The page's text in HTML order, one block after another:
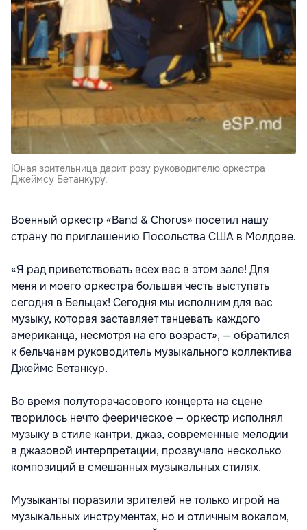
Юная зрительница дарит розу руководителю оркестра
Джеймсу Бетанкуру.
Военный оркестр «Band & Chorus» посетил нашу
страну по приглашению Посольства США в Молдове.
«Я рад приветствовать всех вас в этом зале! Для
меня и моего оркестра большая честь выступать
сегодня в Бельцах! Сегодня мы исполним для вас
музыку, которая заставляет танцевать каждого
американца, несмотря на его возраст», — обратился
к бельчанам руководитель музыкального коллектива
Джеймс Бетанкур.
Во время полуторачасового концерта на сцене
творилось нечто феерическое — оркестр исполнял
музыку в стиле кантри, джаз, современные мелодии
в джазовой интерпретации, прозвучало несколько
композиций в смешанных музыкальных стилях.
Музыканты поразили зрителей не только игрой на
музыкальных инструментах, но и отличным вокалом,